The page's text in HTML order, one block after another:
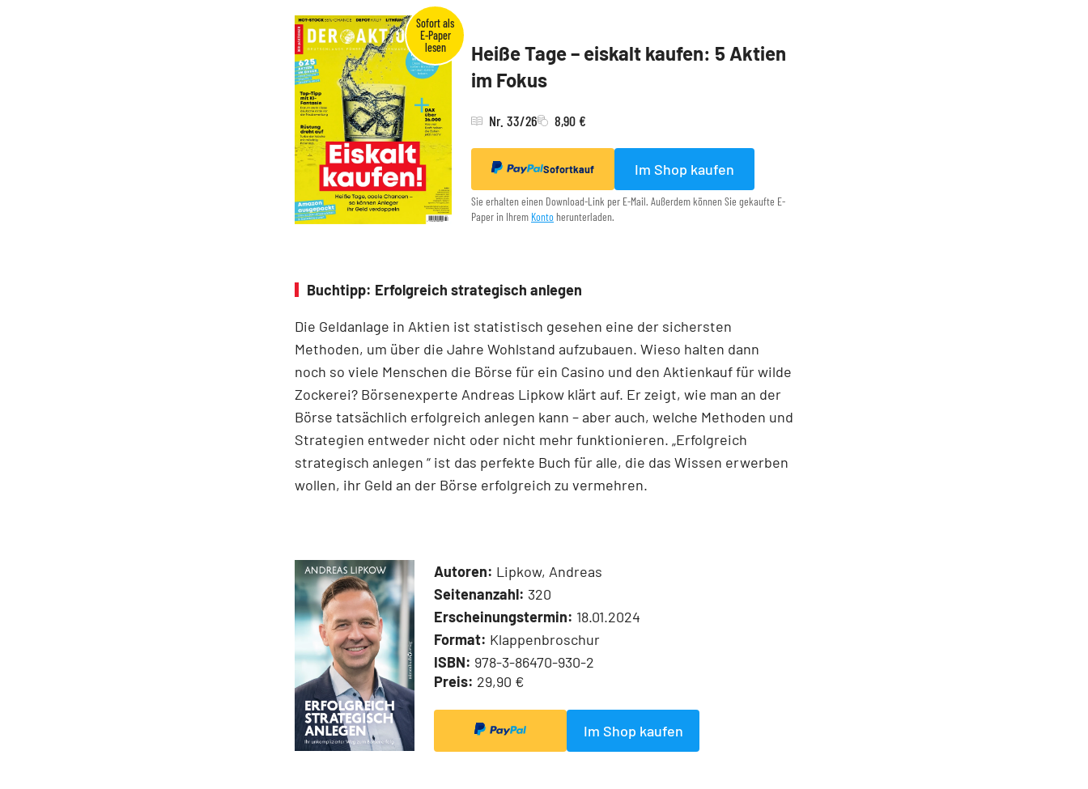
Heiße Tage – eiskalt kaufen: 5 Aktien
im Fokus
Nr. 33/26 8,90 €
Sofortkauf Im Shop kaufen
Sie erhalten einen Download-Link per E-Mail. Außerdem können Sie gekaufte E-
Paper in Ihrem Konto herunterladen.
Buchtipp: Erfolgreich strategisch anlegen
Die Geldanlage in Aktien ist statistisch gesehen eine der sichersten
Methoden, um über die Jahre Wohlstand aufzubauen. Wieso halten dann
noch so viele Menschen die Börse für ein Casino und den Aktienkauf für wilde
Zockerei? Börsenexperte Andreas Lipkow klärt auf. Er zeigt, wie man an der
Börse tatsächlich erfolgreich anlegen kann – aber auch, welche Methoden und
Strategien entweder nicht oder nicht mehr funktionieren. „Erfolgreich
strategisch anlegen “ ist das perfekte Buch für alle, die das Wissen erwerben
wollen, ihr Geld an der Börse erfolgreich zu vermehren.
Autoren: Lipkow, Andreas
Seitenanzahl: 320
Erscheinungstermin: 18.01.2024
Format: Klappenbroschur
ISBN: 978-3-86470-930-2
Preis: 29,90 €
Im Shop kaufen